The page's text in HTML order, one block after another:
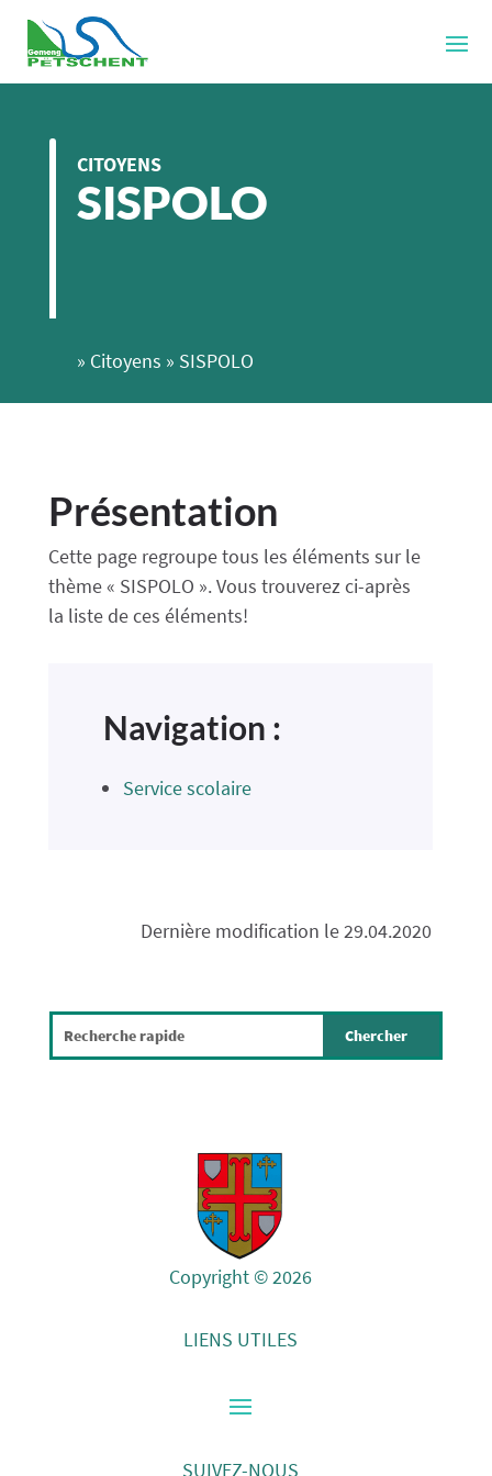
CITOYENS
SISPOLO
» Citoyens » SISPOLO
Présentation
Cette page regroupe tous les éléments sur le
thème « SISPOLO ». Vous trouverez ci-après
la liste de ces éléments!
Navigation :
Service scolaire
Dernière modification le 29.04.2020
Copyright © 2026
LIENS UTILES
SUIVEZ-NOUS